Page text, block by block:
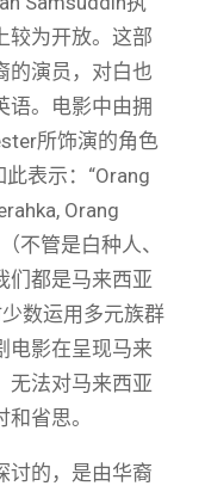
较为开放。这部
的演员，对白也
语。电影中由拥
所饰演的角色
表示：“Orang
Orang
不管是白种人、
们都是马来西亚
数运用多元族群
电影在呈现马来
无法对马来西亚
省思。
讨的，是由华裔